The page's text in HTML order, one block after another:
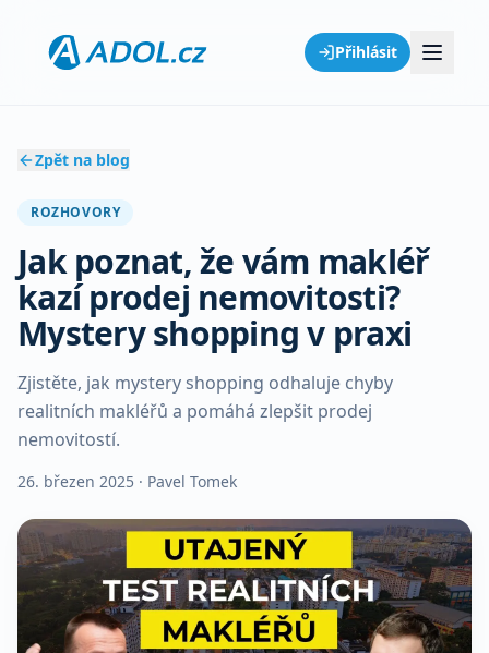
Přihlásit
Zpět na blog
ROZHOVORY
Jak poznat, že vám makléř
kazí prodej nemovitosti?
Mystery shopping v praxi
Zjistěte, jak mystery shopping odhaluje chyby
realitních makléřů a pomáhá zlepšit prodej
nemovitostí.
26. březen 2025 · Pavel Tomek